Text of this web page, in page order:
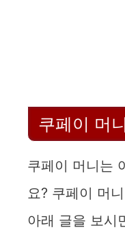
쿠페이 머
쿠페이 머니는
요? 쿠페이 머
아래 글을 보시